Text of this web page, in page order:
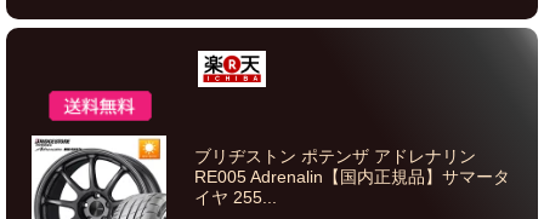
ブリヂストン ポテンザ アドレナリン
RE005 Adrenalin【国内正規品】サマータ
イヤ 255...